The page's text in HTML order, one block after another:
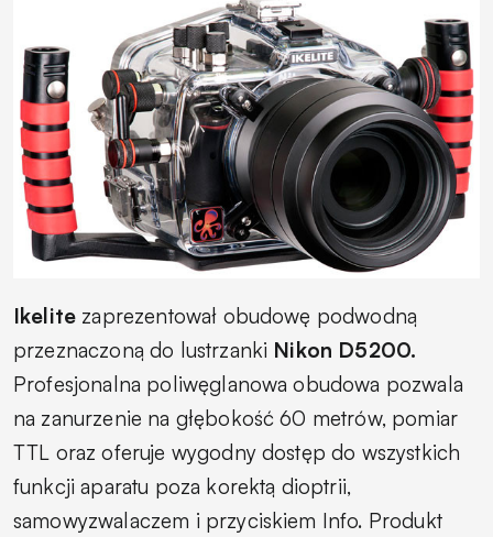
Ikelite zaprezentował obudowę podwodną
przeznaczoną do lustrzanki Nikon D5200.
Profesjonalna poliwęglanowa obudowa pozwala
na zanurzenie na głębokość 60 metrów, pomiar
TTL oraz oferuje wygodny dostęp do wszystkich
funkcji aparatu poza korektą dioptrii,
samowyzwalaczem i przyciskiem Info. Produkt